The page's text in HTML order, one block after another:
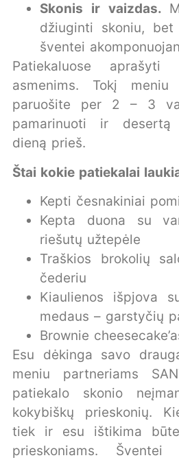
Skonis ir vaizdas.
džiuginti skoniu,
šventei
Patiekaluose
asmenims. Tokį meniu
paruošite per 2 – 3
pamarinuoti ir desertą
dieną prieš.
Štai kokie patiekalai
Kepti česnakiniai
Kepta duona su
riešutų užtepėle
Traškios brokolių
čederiu
Kiaulienos išpjova
medaus – garstyčių
Brownie
Esu dėkinga savo
meniu partneriams
patiekalo skonio
kokybiškų prieskonių.
tiek ir esu ištikima
prieskoniams.